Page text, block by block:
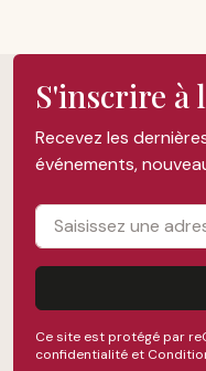
S'inscrire à
Recevez les
événements,
Ce site est protégé par
confidentialité et